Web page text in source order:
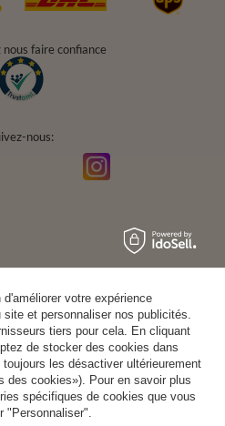
nous faire confiance
nous:
votre expérience
et personnaliser nos publicités.
tiers pour cela. En cliquant
de stocker des cookies dans
les désactiver ultérieurement
des cookies»). Pour en savoir plus
spécifiques de cookies que vous
"Personnaliser".